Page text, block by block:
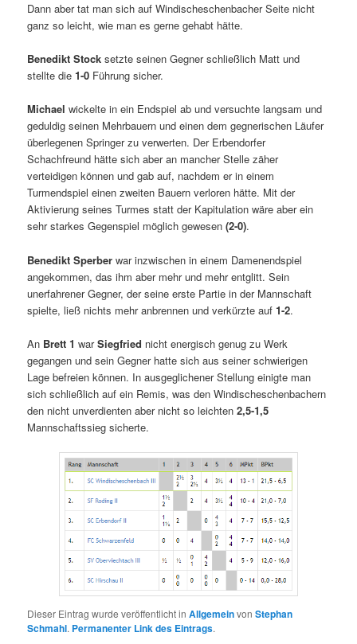
Dann aber tat man sich auf Windischeschenbacher Seite nicht
ganz so leicht, wie man es gerne gehabt hätte.
Benedikt Stock setzte seinen Gegner schließlich Matt und
stellte die1-0 Führung sicher.
Michael wickelte in ein Endspiel ab und versuchte langsam und
geduldig seinen Mehrbauern und einen dem gegnerischen Läufer
überlegenen Springer zu verwerten. Der Erbendorfer
Schachfreund hätte sich aber an mancher Stelle zäher
verteidigen können und gab auf, nachdem er in einem
Turmendspiel einen zweiten Bauern verloren hätte. Mit der
Aktivierung seines Turmes statt der Kapitulation wäre aber ein
sehr starkes Gegenspiel möglich gewesen(2-0).
Benedikt Sperber war inzwischen in einem Damenendspiel
angekommen, das ihm aber mehr und mehr entglitt. Sein
unerfahrener Gegner, der seine erste Partie in der Mannschaft
spielte, ließ nichts mehr anbrennen und verkürzte auf1-2.
An Brett 1 warSiegfried nicht energisch genug zu Werk
gegangen und sein Gegner hatte sich aus seiner schwierigen
Lage befreien können. In ausgeglichener Stellung einigte man
sich schließlich auf ein Remis, was den Windischeschenbachern
den nicht unverdienten aber nicht so leichten2,5-1,5
Mannschaftssieg sicherte.
Dieser Eintrag wurde veröffentlicht inAllgemeinvonStephan
Schmahl. Permanenter Link des Eintrags.